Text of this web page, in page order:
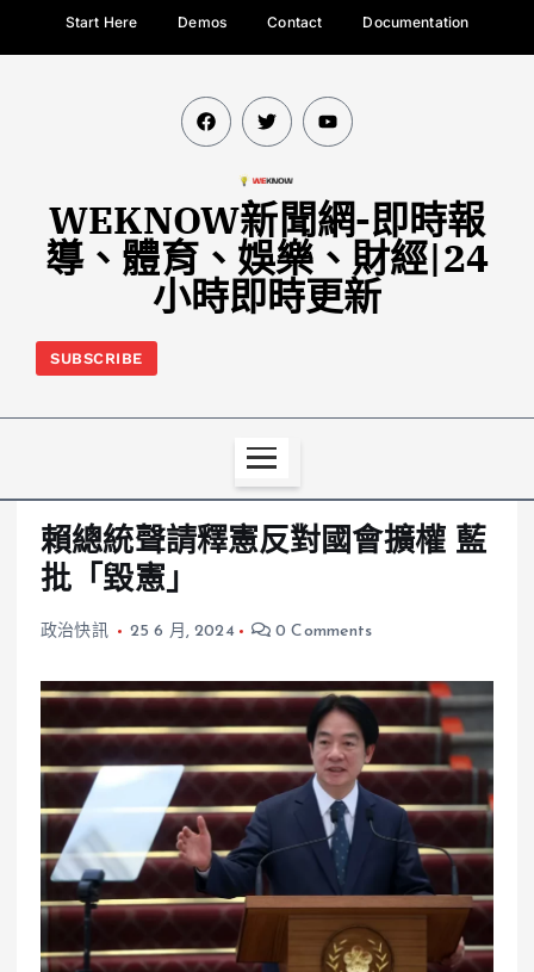
Start Here Demos Contact Documentation
WEKNOW新聞網-即時報
導、體育、娛樂、財經|24
小時即時更新
SUBSCRIBE
賴總統聲請釋憲反對國會擴權 藍
批「毀憲」
政治快訊 25 6 月, 2024 0 Comments